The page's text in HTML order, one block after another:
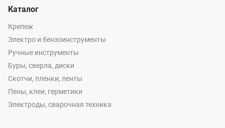
Каталог
Крепеж
Электро и бензоинструменты
Ручные инструменты
Буры, сверла, диски
Скотчи, пленки, ленты
Пены, клеи, герметики
Электроды, сварочная техника